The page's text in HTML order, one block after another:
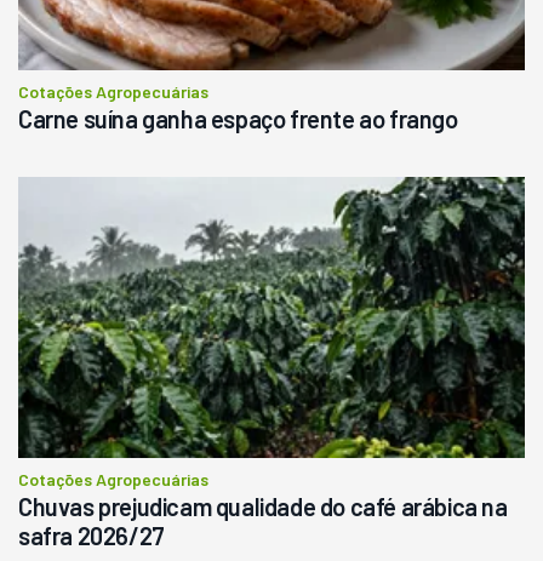
Consultar
Cotações Agropecuárias
Carne suína ganha espaço frente ao frango
Cotações Agropecuárias
Chuvas prejudicam qualidade do café arábica na
safra 2026/27